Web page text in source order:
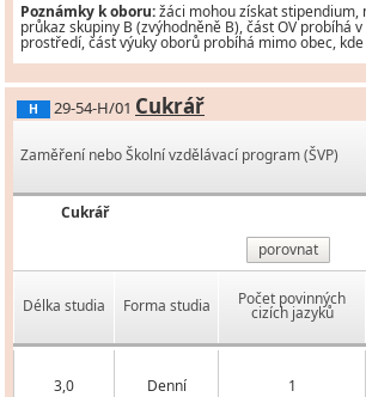
Poznámky k oboru:žáci mohou získat stipendium,
průkaz skupiny B (zvýhodněně B), část OV probíhá
prostředí, část výuky oborů probíhá mimo obec,
H 29-54-H/01 Cukrář
Zaměření nebo Školní vzdělávací program (ŠVP)
Cukrář
porovnat
Délka studia Forma studia Počet povinných
cizích jazyků
3,0 Denní 1